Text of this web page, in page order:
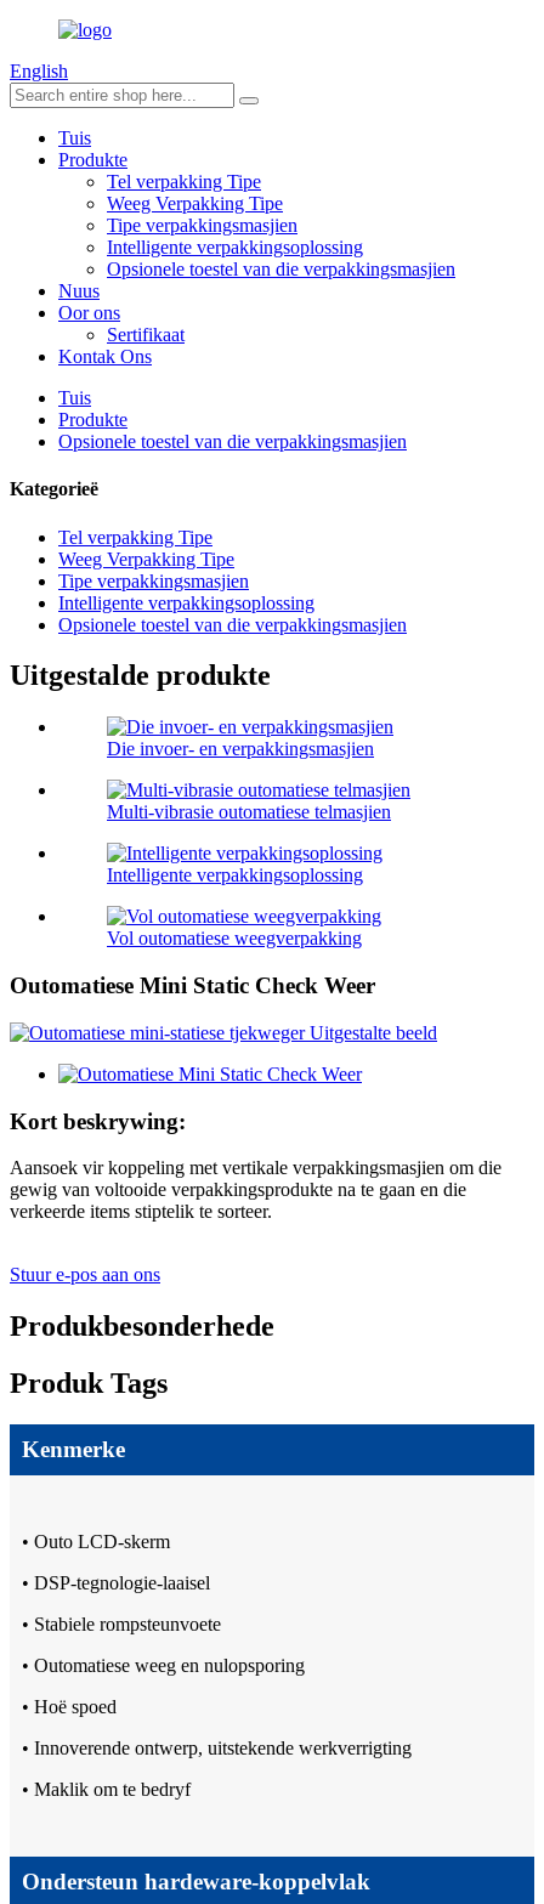
English
Tuis
Produkte
Tel verpakking Tipe
Weeg Verpakking Tipe
Tipe verpakkingsmasjien
Intelligente verpakkingsoplossing
Opsionele toestel van die verpakkingsmasjien
Nuus
Oor ons
Sertifikaat
Kontak Ons
Tuis
Produkte
Opsionele toestel van die verpakkingsmasjien
Kategorieë
Tel verpakking Tipe
Weeg Verpakking Tipe
Tipe verpakkingsmasjien
Intelligente verpakkingsoplossing
Opsionele toestel van die verpakkingsmasjien
Uitgestalde produkte
Die invoer- en verpakkingsmasjien
Multi-vibrasie outomatiese telmasjien
Intelligente verpakkingsoplossing
Vol outomatiese weegverpakking
Outomatiese Mini Static Check Weer
Kort beskrywing:
Aansoek vir koppeling met vertikale verpakkingsmasjien om die
gewig van voltooide verpakkingsprodukte na te gaan en die
verkeerde items stiptelik te sorteer.
Stuur e-pos aan ons
Produkbesonderhede
Produk Tags
Kenmerke
• Outo LCD-skerm
• DSP-tegnologie-laaisel
• Stabiele rompsteunvoete
• Outomatiese weeg en nulopsporing
• Hoë spoed
• Innoverende ontwerp, uitstekende werkverrigting
• Maklik om te bedryf
Ondersteun hardeware-koppelvlak